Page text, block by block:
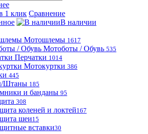
1 клик Сравнение
В наличии
Мотошлемы 1617
Мотоботы / Обувь 535
Перчатки 1014
Мотокуртки 386
445
Штаны 185
и банданы 95
308
коленей и локтей167
шеи15
вставки30